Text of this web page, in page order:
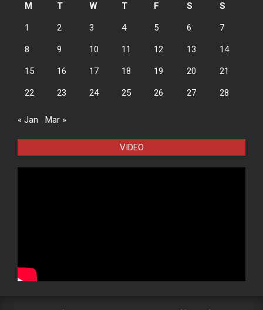
M
T W T F S S
1 2 3 4 5 6 7
8 9 10 11 12 13 14
15 16 17 18 19 20 21
22 23 24 25 26 27 28
« Jan Mar »
VIDEO